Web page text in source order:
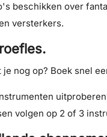
beschikken over
versterkers.
je nog op? Boek snel
volgen op 2 of 3